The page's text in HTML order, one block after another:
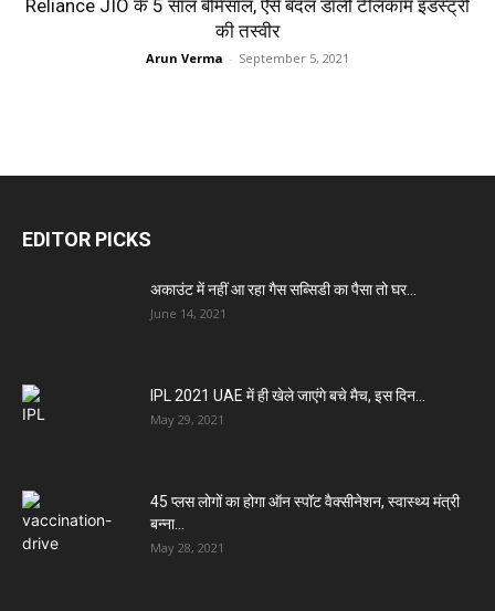
Reliance JIO के 5 साल बे‍मिसाल, ऐसे बदल डाली टेलिकॉम इंडस्‍ट्री
की तस्‍वीर
Arun Verma - September 5, 2021
EDITOR PICKS
अकाउंट में नहीं आ रहा गैस सब्सिडी का पैसा तो घर...
June 14, 2021
IPL 2021 UAE में ही खेले जाएंगे बचे मैच, इस दिन...
May 29, 2021
45 प्लस लोगों का होगा ऑन स्पॉट वैक्सीनेशन, स्वास्थ्य मंत्री
बन्ना...
May 28, 2021